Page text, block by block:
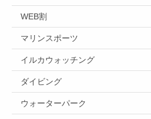
WEB割
マリンスポーツ
イルカウォッチング
ダイビング
ウォーターパーク